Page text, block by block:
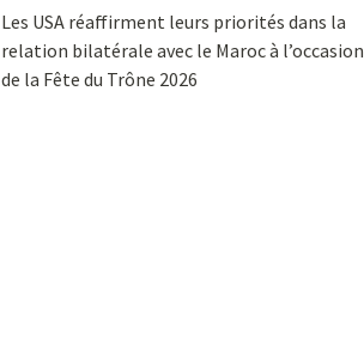
Les USA réaffirment leurs priorités dans la
relation bilatérale avec le Maroc à l’occasion
de la Fête du Trône 2026